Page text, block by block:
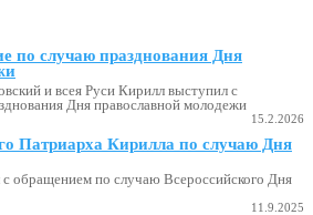
по случаю празднования Дня
и всея Руси Кирилл выступил с
Дня православной молодежи
15.2.2026
Патриарха Кирилла по случаю Дня
обращением по случаю Всероссийского Дня
11.9.2025